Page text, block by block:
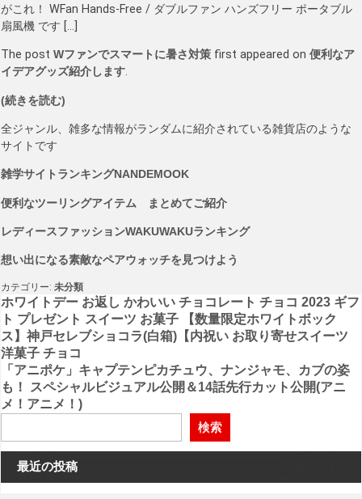
がこれ！ WFan Hands-Free / ダブルファン ハンズフリー ポータブル
扇風機 です […]
The post Wファンでスマートに暑さ対策 first appeared on 便利なア
イデアグッズ紹介します.
(続きを読む)
全ジャンル、雑多な情報がランダムに紹介されている雑貨店のような
サイトです
雑学サイトランキングNANDEMOOK
便利なツーリングアイテム まとめてご紹介
レディースファッションWAKUWAKUランキング
想い出になる素敵なペアウォッチを見つけよう
カテゴリー: 未分類
投
稿
ナ
ビ
ゲ
ー
シ
ョ
ホワイトデー お返し かわいい チョコレート チョコ 2023 ギフ
ト プレゼント スイーツ お菓子 【数量限定ホワイトボック
ス】神戸セレブショコラ(白箱)【内祝い お取り寄せスイーツ
洋菓子 チョコ
「アニポケ」キャプテンピカチュウ、ナンジャモ、カブの姿
も！ スペシャルビジュアル公開＆14話先行カット公開(アニ
メ！アニメ！)
検索
最近の投稿